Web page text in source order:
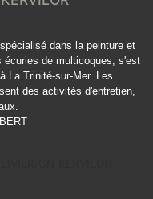
dans la peinture et
écuries de multicoques, s'est
La Trinité-sur-Mer. Les
des activités d'entretien,